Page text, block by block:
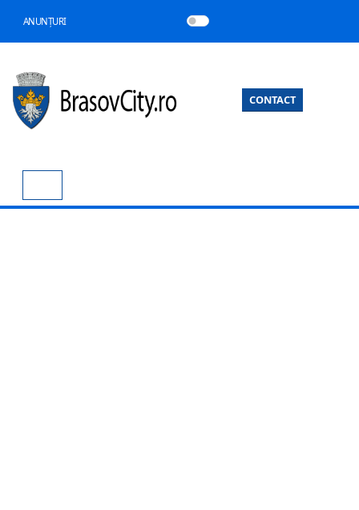
ANUNȚURI
CONTACT